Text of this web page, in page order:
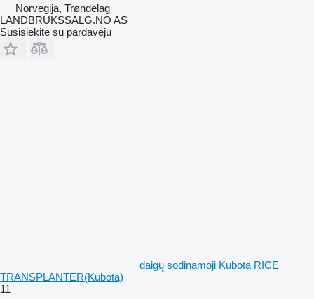
Norvegija, Trøndelag
LANDBRUKSSALG.NO AS
Susisiekite su pardavėju
daigų sodinamoji Kubota RICE
TRANSPLANTER(Kubota)
11